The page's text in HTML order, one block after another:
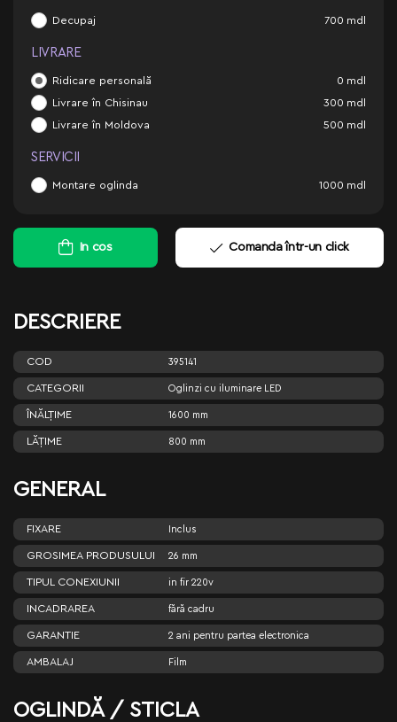
Decupaj 700 mdl
LIVRARE
Ridicare personală 0 mdl
Livrare în Chisinau 300 mdl
Livrare în Moldova 500 mdl
SERVICII
Montare oglinda 1000 mdl
In cos Comanda într-un click
DESCRIERE
COD 395141
CATEGORII Oglinzi cu iluminare LED
ÎNĂLŢIME 1600 mm
LĂŢIME 800 mm
GENERAL
FIXARE Inclus
GROSIMEA PRODUSULUI 26 mm
TIPUL CONEXIUNII in fir 220v
INCADRAREA fără cadru
GARANTIE 2 ani pentru partea electronica
AMBALAJ Film
OGLINDĂ / STICLA